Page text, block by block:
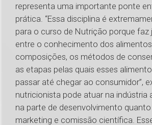
representa uma importante ponte
prática. “Essa disciplina é
para o curso de Nutrição porque
entre o conhecimento dos
composições, os métodos de
as etapas pelas quais esses
passar até chegar ao consumidor”,
nutricionista pode atuar na indústria
na parte de desenvolvimento
marketing e comissão científica.